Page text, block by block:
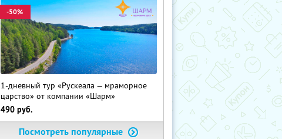
-50%
1-дневный тур «Рускеала — мраморное
царство» от компании «Шарм»
490 руб.
Посмотреть популярные